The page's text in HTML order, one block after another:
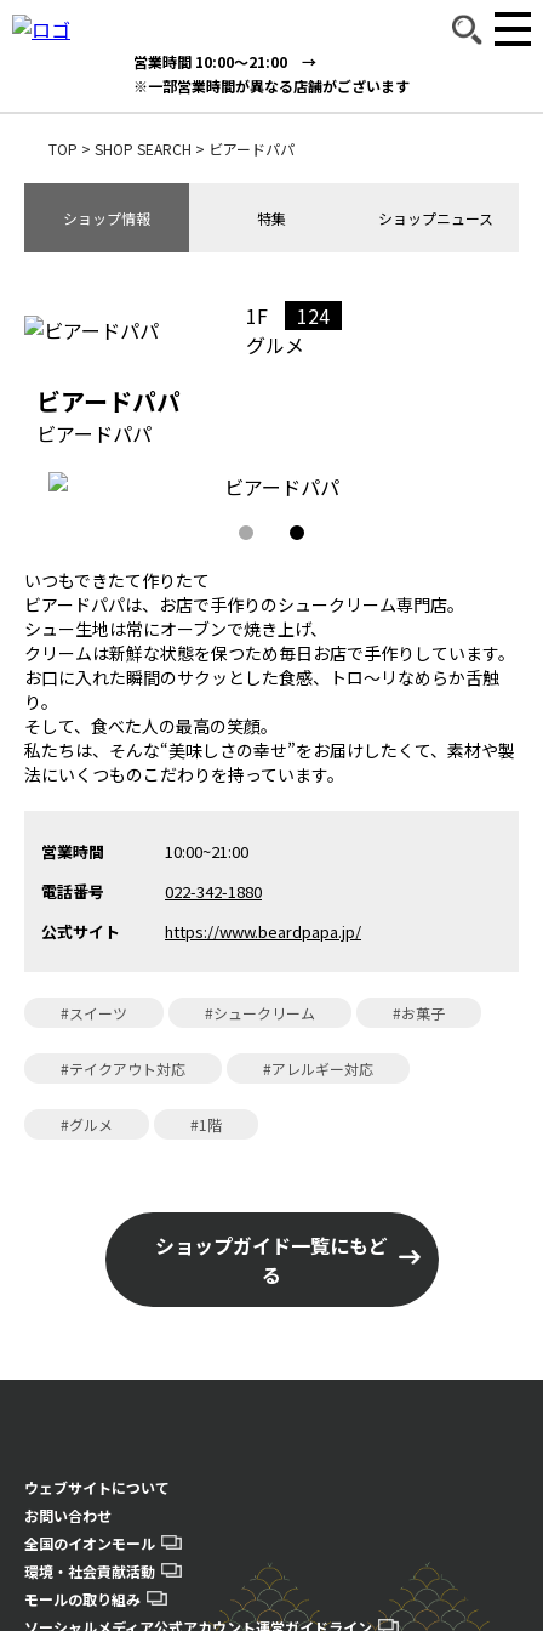
営業時間 10:00～21:00 →
※一部営業時間が異なる店舗がございます
TOP > SHOP SEARCH > ビアードパパ
ショップ情報 特集 ショップニュース
1 2
1F
124
グルメ
ビアードパパ
ビアードパパ
いつもできたて作りたて
ビアードパパは、お店で手作りのシュークリーム専門店。
シュー生地は常にオーブンで焼き上げ、
クリームは新鮮な状態を保つため毎日お店で手作りしています。
お口に入れた瞬間のサクッとした食感、トロ〜リなめらか舌触
り。
そして、食べた人の最高の笑顔。
私たちは、そんな“美味しさの幸せ”をお届けしたくて、素材や製
法にいくつものこだわりを持っています。
営業時間
10:00~21:00
電話番号
022-342-1880
公式サイト
https://www.beardpapa.jp/
#スイーツ #シュークリーム #お菓子
#テイクアウト対応 #アレルギー対応
#グルメ #1階
ショップガイド一覧にもど
る
ウェブサイトについて
お問い合わせ
全国のイオンモール
環境・社会貢献活動
モールの取り組み
ソーシャルメディア公式アカウント運営ガイドライン